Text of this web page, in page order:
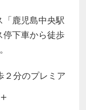
「鹿児島中央駅
停下車から徒歩
２分のプレミア